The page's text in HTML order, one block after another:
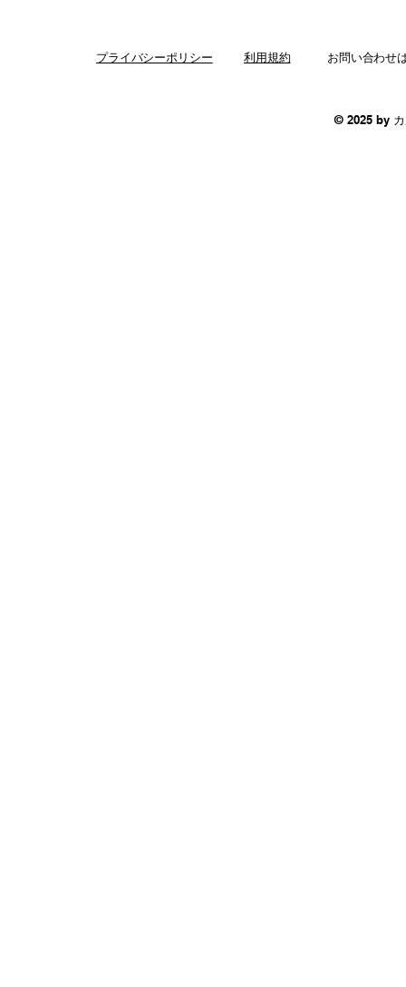
プライバシーポリシー 利用規約 お問い合わせ
© 2025 by